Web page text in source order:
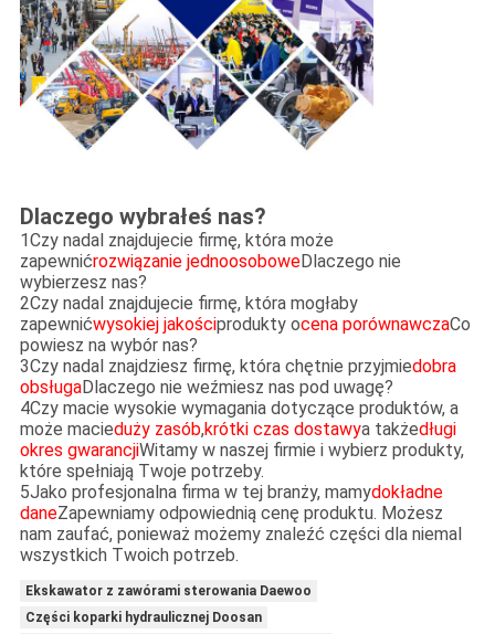
Dlaczego wybrałeś nas?
1Czy nadal znajdujecie firmę, która może
zapewnićrozwiązanie jednoosoboweDlaczego nie
wybierzesz nas?
2Czy nadal znajdujecie firmę, która mogłaby
zapewnićwysokiej jakościprodukty ocena porównawczaCo
powiesz na wybór nas?
3Czy nadal znajdziesz firmę, która chętnie przyjmiedobra
obsługaDlaczego nie weźmiesz nas pod uwagę?
4Czy macie wysokie wymagania dotyczące produktów, a
może macieduży zasób,krótki czas dostawya takżedługi
okres gwarancjiWitamy w naszej firmie i wybierz produkty,
które spełniają Twoje potrzeby.
5Jako profesjonalna firma w tej branży, mamydokładne
daneZapewniamy odpowiednią cenę produktu. Możesz
nam zaufać, ponieważ możemy znaleźć części dla niemal
wszystkich Twoich potrzeb.
Ekskawator z zawórami sterowania Daewoo
Części koparki hydraulicznej Doosan